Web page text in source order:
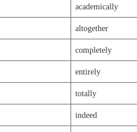
academically
altogether
completely
entirely
totally
indeed